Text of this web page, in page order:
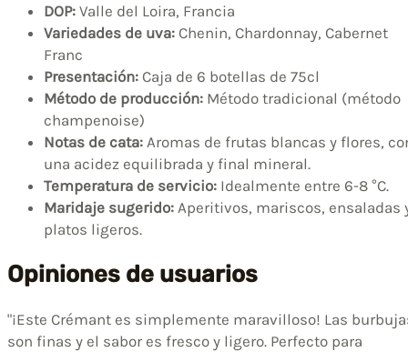
DOP: Valle del Loira, Francia
Variedades de uva: Chenin, Chardonnay, Cabernet
Franc
Presentación: Caja de 6 botellas de 75cl
Método de producción: Método tradicional (método
champenoise)
Notas de cata: Aromas de frutas blancas y flores,
una acidez equilibrada y final mineral.
Temperatura de servicio: Idealmente entre 6-8 °C.
Maridaje sugerido: Aperitivos, mariscos, ensaladas
platos ligeros.
Opiniones de usuarios
"¡Este Crémant es simplemente maravilloso! Las
son finas y el sabor es fresco y ligero. Perfecto para